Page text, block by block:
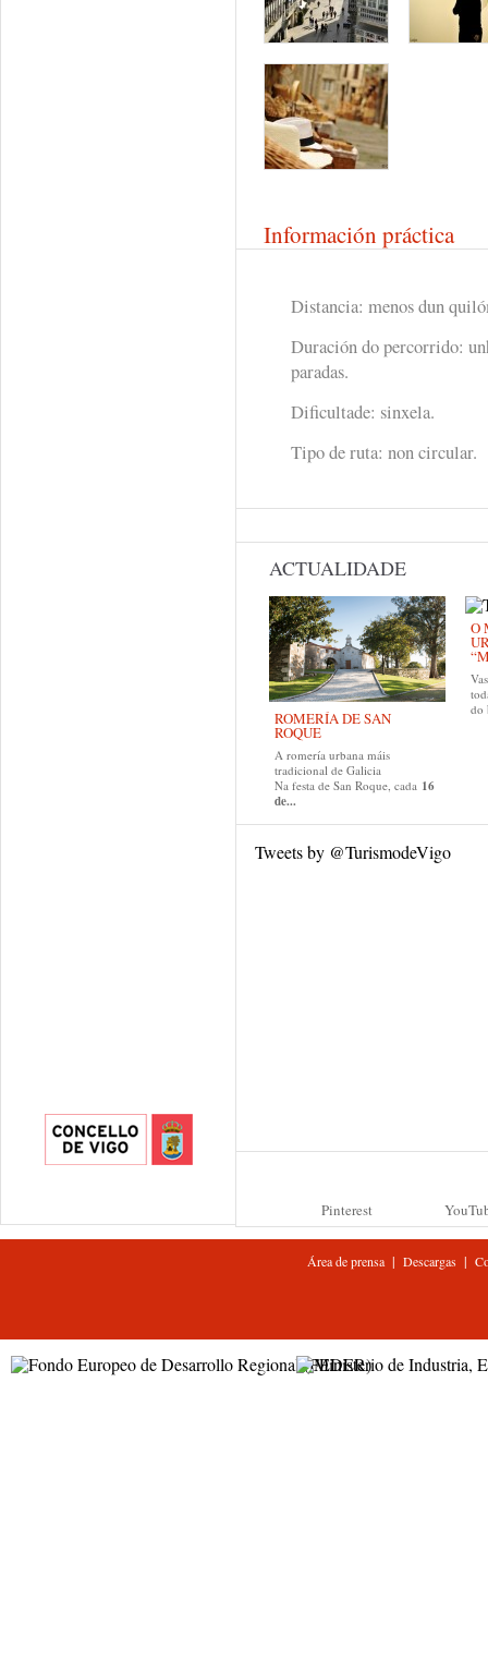
Información práctica
Distancia: menos dun
Duración do percorrido:
paradas.
Dificultade: sinxela.
Tipo de ruta: non circular.
ACTUALIDADE
ROMERÍA DE SAN
ROQUE
A romería urbana máis
tradicional de Galicia
Na festa de San Roque, cada 16
de...
O
do
Tweets by @TurismodeVigo
Pinterest
Área de prensa| Descargas|